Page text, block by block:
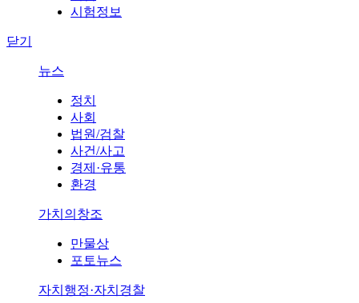
시험정보
닫기
뉴스
정치
사회
법원/검찰
사건/사고
경제·유통
환경
가치의창조
만물상
포토뉴스
자치행정·자치경찰